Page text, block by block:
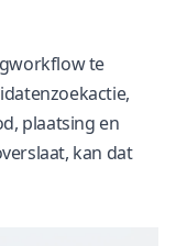
te
plaatsing en
kan dat